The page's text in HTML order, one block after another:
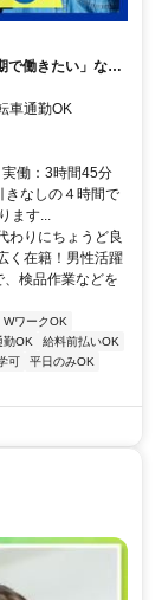
で働きたい」など
車通勤OK
働：3時間45分
きなしの４時間で
ます...
わりにちょうど良
く在籍！男性活躍
検品作業などを
WワークOK
勤OK
給料前払いOK
可
平日のみOK